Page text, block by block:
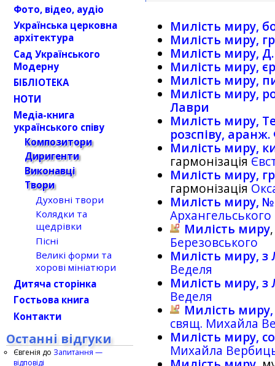
Милість миру,
Милість миру,
Милість миру,
Милість миру,
Милість миру,
Милість миру,
Лаври
Милість миру,
розспіву,
Милість миру,
гармонізація
Милість миру,
гармонізація
Милість миру,
Архангельського
Милість миру
Березовського
Милість миру, з
Веделя
Милість миру, з
Веделя
Милість
свящ. Михайла
Милість миру,
Михайла
Фото, відео, аудіо
Українська церковна
архітектура
Сад Українського
Модерну
БІБЛІОТЕКА
НОТИ
Медіа-книга
українського співу
Композитори
Диригенти
Виконавці
Твори
Духовні твори
Колядки та
щедрівки
Пісні
Великі форми та
хорові мініатюри
Дитяча сторінка
Гостьова книга
Контакти
Останні відгуки
Євгенія до Запитання —
відповіді